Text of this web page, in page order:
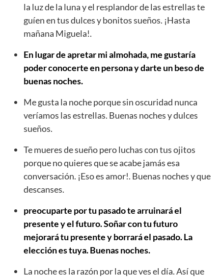
la luz de la luna y el resplandor de las estrellas te
guíen en tus dulces y bonitos sueños. ¡Hasta
mañana Miguela!.
En lugar de apretar mi almohada, me gustaría
poder conocerte en persona y darte un beso de
buenas noches.
Me gusta la noche porque sin oscuridad nunca
veríamos las estrellas. Buenas noches y dulces
sueños.
Te mueres de sueño pero luchas con tus ojitos
porque no quieres que se acabe jamás esa
conversación. ¡Eso es amor!. Buenas noches y que
descanses.
preocuparte por tu pasado te arruinará el
presente y el futuro. Soñar con tu futuro
mejorará tu presente y borrará el pasado. La
elección es tuya. Buenas noches.
La noche es la razón por la que ves el día. Así que